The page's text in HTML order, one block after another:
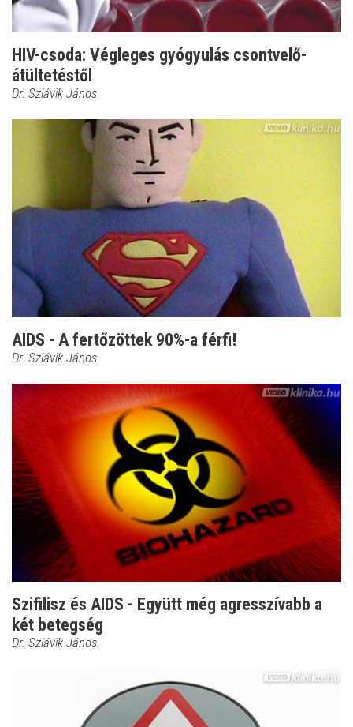
HIV-csoda: Végleges gyógyulás csontvelő-
átültetéstől
Dr. Szlávik János
AIDS - A fertőzöttek 90%-a férfi!
Dr. Szlávik János
Szifilisz és AIDS - Együtt még agresszívabb a
két betegség
Dr. Szlávik János